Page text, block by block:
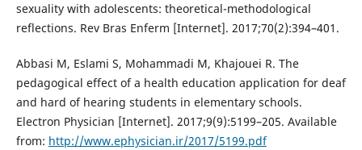
sexuality with adolescents: theoretical-methodological
reflections. Rev Bras Enferm [Internet]. 2017;70(2):394–401.
Abbasi M, Eslami S, Mohammadi M, Khajouei R. The
pedagogical effect of a health education application for deaf
and hard of hearing students in elementary schools.
Electron Physician [Internet]. 2017;9(9):5199–205. Available
from: http://www.ephysician.ir/2017/5199.pdf